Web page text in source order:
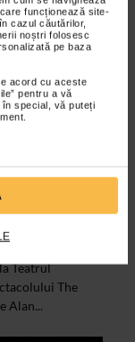
funcționează site-
cazul căutărilor,
noștri folosesc
pe baza
acord cu aceste
pentru a vă
special, vă puteți
parfum de
Teatrul
The
Alan...